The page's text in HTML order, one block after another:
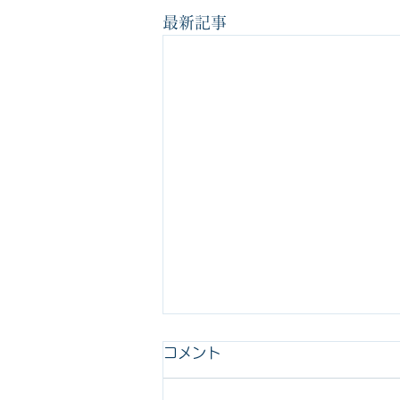
最新記事
今年は『整える』をテーマに
しようと思います！
コメント